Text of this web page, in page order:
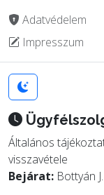
Adatvédelem
Impresszum
Általános
visszavétele
Bejárat: Bottyán